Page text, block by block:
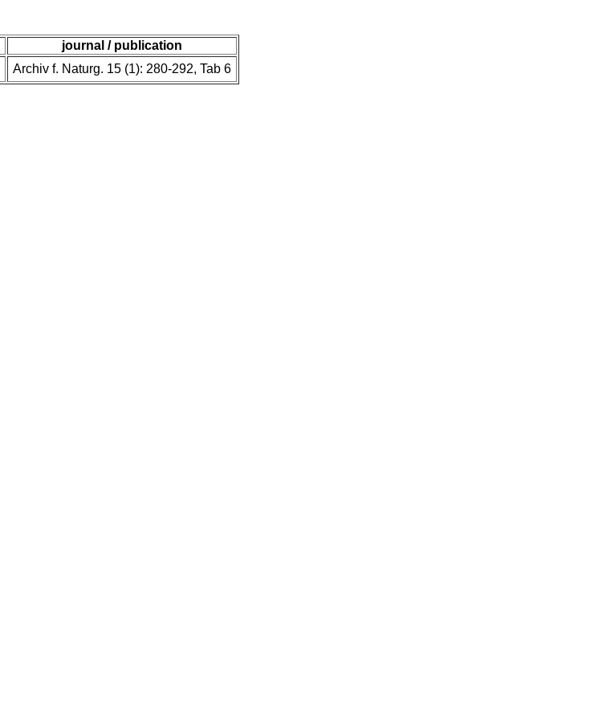
journal / publication
Archiv f. Naturg. 15 (1): 280-292, Tab 6